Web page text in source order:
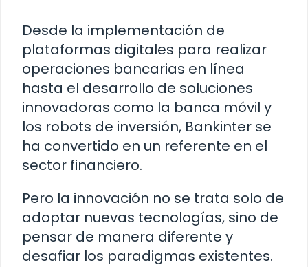
Desde la implementación de
plataformas digitales para realizar
operaciones bancarias en línea
hasta el desarrollo de soluciones
innovadoras como la banca móvil y
los robots de inversión, Bankinter se
ha convertido en un referente en el
sector financiero.
Pero la innovación no se trata solo de
adoptar nuevas tecnologías, sino de
pensar de manera diferente y
desafiar los paradigmas existentes.